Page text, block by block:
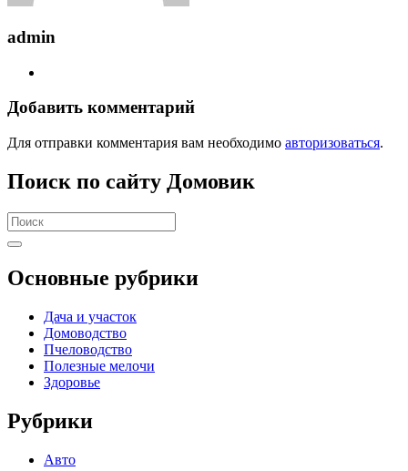
admin
Добавить комментарий
Для отправки комментария вам необходимо авторизоваться.
Поиск по сайту Домовик
Search
for:
Основные рубрики
Дача и участок
Домоводство
Пчеловодство
Полезные мелочи
Здоровье
Рубрики
Авто